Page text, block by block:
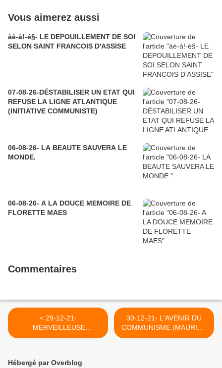
Vous aimerez aussi
àè-à!-é§- LE DEPOUILLEMENT DE SOI
SELON SAINT FRANCOIS D'ASSISE
07-08-26-DÉSTABILISER UN ETAT QUI
REFUSE LA LIGNE ATLANTIQUE
(INITIATIVE COMMUNISTE)
06-08-26- LA BEAUTE SAUVERA LE
MONDE.
06-08-26- A LA DOUCE MEMOIRE DE
FLORETTE MAES
Commentaires
< 29-12-21-
MERVEILLEUSE
CAMPAGNE LE LONG DE
30-12-21- L'AVENIR DU
COMMUNISME (MAURICE
BELLET) >
Hébergé par Overblog